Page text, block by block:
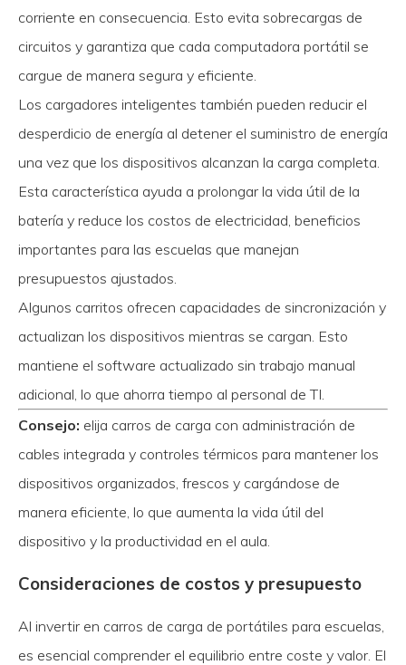
corriente en consecuencia. Esto evita sobrecargas de
circuitos y garantiza que cada computadora portátil se
cargue de manera segura y eficiente.
Los cargadores inteligentes también pueden reducir el
desperdicio de energía al detener el suministro de energía
una vez que los dispositivos alcanzan la carga completa.
Esta característica ayuda a prolongar la vida útil de la
batería y reduce los costos de electricidad, beneficios
importantes para las escuelas que manejan
presupuestos ajustados.
Algunos carritos ofrecen capacidades de sincronización y
actualizan los dispositivos mientras se cargan. Esto
mantiene el software actualizado sin trabajo manual
adicional, lo que ahorra tiempo al personal de TI.
Consejo: elija carros de carga con administración de
cables integrada y controles térmicos para mantener los
dispositivos organizados, frescos y cargándose de
manera eficiente, lo que aumenta la vida útil del
dispositivo y la productividad en el aula.
Consideraciones de costos y presupuesto
Al invertir en carros de carga de portátiles para escuelas,
es esencial comprender el equilibrio entre coste y valor. El